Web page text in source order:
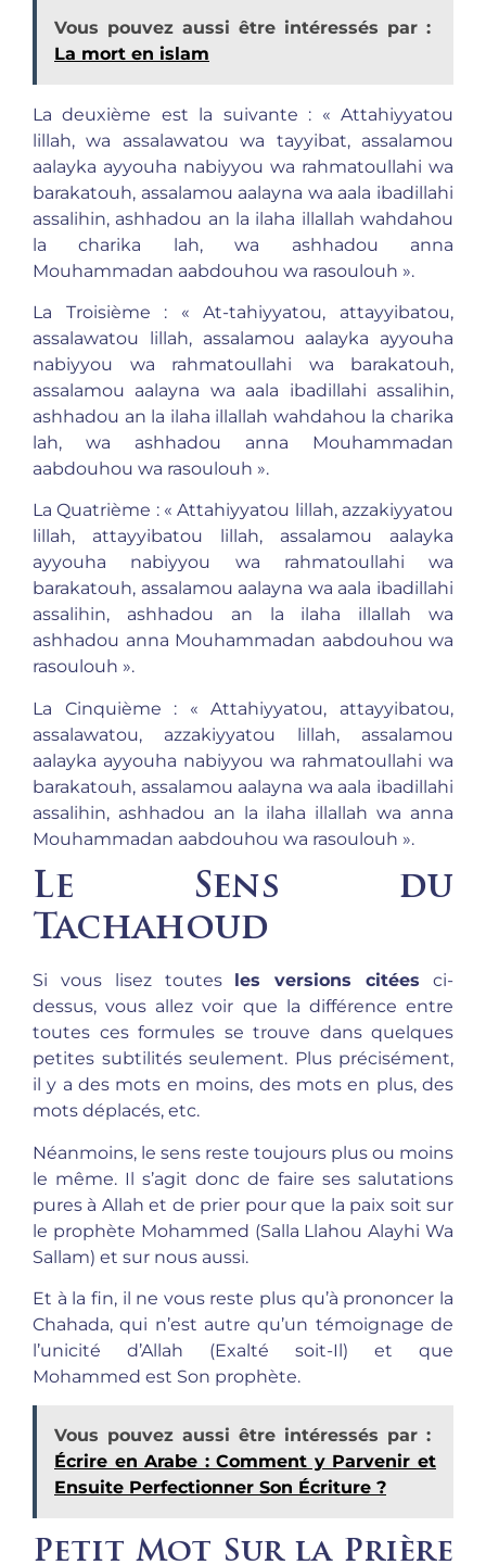
Vous pouvez aussi être intéressés par :
La mort en islam
La deuxième est la suivante : « Attahiyyatou
lillah, wa assalawatou wa tayyibat, assalamou
aalayka ayyouha nabiyyou wa rahmatoullahi wa
barakatouh, assalamou aalayna wa aala ibadillahi
assalihin, ashhadou an la ilaha illallah wahdahou
la charika lah, wa ashhadou anna
Mouhammadan aabdouhou wa rasoulouh ».
La Troisième : « At-tahiyyatou, attayyibatou,
assalawatou lillah, assalamou aalayka ayyouha
nabiyyou wa rahmatoullahi wa barakatouh,
assalamou aalayna wa aala ibadillahi assalihin,
ashhadou an la ilaha illallah wahdahou la charika
lah, wa ashhadou anna Mouhammadan
aabdouhou wa rasoulouh ».
La Quatrième : « Attahiyyatou lillah, azzakiyyatou
lillah, attayyibatou lillah, assalamou aalayka
ayyouha nabiyyou wa rahmatoullahi wa
barakatouh, assalamou aalayna wa aala ibadillahi
assalihin, ashhadou an la ilaha illallah wa
ashhadou anna Mouhammadan aabdouhou wa
rasoulouh ».
La Cinquième : « Attahiyyatou, attayyibatou,
assalawatou, azzakiyyatou lillah, assalamou
aalayka ayyouha nabiyyou wa rahmatoullahi wa
barakatouh, assalamou aalayna wa aala ibadillahi
assalihin, ashhadou an la ilaha illallah wa anna
Mouhammadan aabdouhou wa rasoulouh ».
Le Sens du
Tachahoud
Si vous lisez toutes les versions citées ci-
dessus, vous allez voir que la différence entre
toutes ces formules se trouve dans quelques
petites subtilités seulement. Plus précisément,
il y a des mots en moins, des mots en plus, des
mots déplacés, etc.
Néanmoins, le sens reste toujours plus ou moins
le même. Il s’agit donc de faire ses salutations
pures à Allah et de prier pour que la paix soit sur
le prophète Mohammed (Salla Llahou Alayhi Wa
Sallam) et sur nous aussi.
Et à la fin, il ne vous reste plus qu’à prononcer la
Chahada, qui n’est autre qu’un témoignage de
l’unicité d’Allah (Exalté soit-Il) et que
Mohammed est Son prophète.
Vous pouvez aussi être intéressés par :
Écrire en Arabe : Comment y Parvenir et
Ensuite Perfectionner Son Écriture ?
Petit Mot Sur la Prière